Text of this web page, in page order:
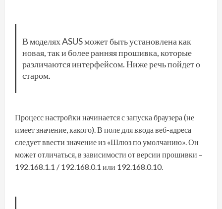
В моделях ASUS может быть установлена как
новая, так и более ранняя прошивка, которые
различаются интерфейсом. Ниже речь пойдет о
старом.
Процесс настройки начинается с запуска браузера (не
имеет значение, какого). В поле для ввода веб-адреса
следует ввести значение из «Шлюз по умолчанию». Он
может отличаться, в зависимости от версии прошивки –
192.168.1.1 / 192.168.0.1 или 192.168.0.10.